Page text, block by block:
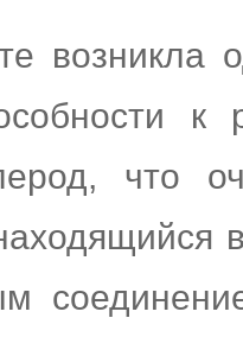
возникла
к
что